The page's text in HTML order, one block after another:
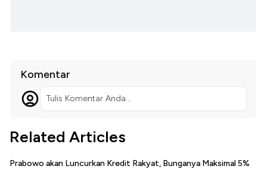
Komentar
Tulis Komentar Anda...
Related Articles
Prabowo akan Luncurkan Kredit Rakyat, Bunganya Maksimal 5%